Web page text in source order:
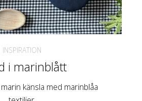
INSPIRATION
i marinblått
känsla med marinblåa